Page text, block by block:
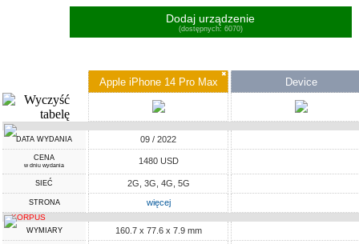
Dodaj urządzenie
(dostępnych: 6070)
✖
Apple iPhone 14 Pro Max Device
DATA WYDANIA 09 / 2022
CENA
w dniu wydania 1480 USD
SIEĆ 2G, 3G, 4G, 5G
STRONA więcej
KORPUS
WYMIARY 160.7 x 77.6 x 7.9 mm